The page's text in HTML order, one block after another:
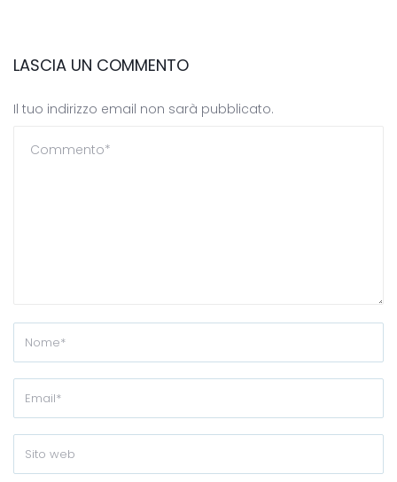
LASCIA UN COMMENTO
Il tuo indirizzo email non sarà pubblicato.